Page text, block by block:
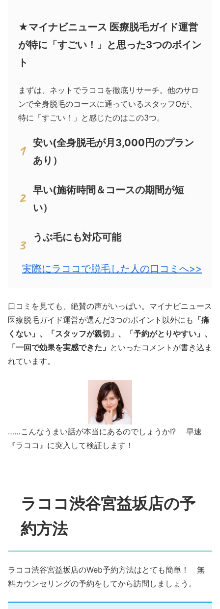
★マイナビニュース 医療脱毛ガイド運営
が特に「すごい！」と思った3つのポイン
ト
まずは、ネットでラココを徹底リサーチ。他のサロ
ンで全身脱毛のコースに通っているスタッフOが、
特に「すごい！」と感じたのはこの3つ。
安い(全身脱毛が月3,000円のプラン
あり）
早い(施術時間＆コースの期間が短
い）
うぶ毛にも対応可能
実際にラココで脱毛した人の口コミへ>>
口コミを見ても、絶賛の声がいっぱい。マイナビニュース
医療脱毛ガイド運営が選んだ3つのポイント以外にも 「痛
くない」、「スタッフが親切」、「予約がとりやすい」、
「一回で効果を実感できた」 といったコメントが書き込ま
れています。
……こんなうまい話が本当にあるのでしょうか!? 早速
『ラココ』に突入して検証します！
ラココ渋谷宮益坂店の予
約方法
ラココ渋谷宮益坂店のWeb予約方法はとても簡単！ 無
料カウンセリングの予約をしてから訪問しましょう。